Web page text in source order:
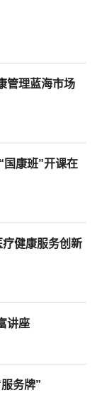
管理蓝海市场
国康班”开课在
健康服务创新
讲座
务牌”